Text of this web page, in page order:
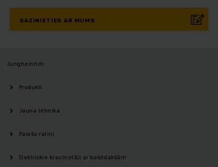
SAZINIETIES AR MUMS
Jungheinrich
Produkti
Jauna tehnika
Palešu ratiņi
Elektriskie krautņotāji ar balstdakšām